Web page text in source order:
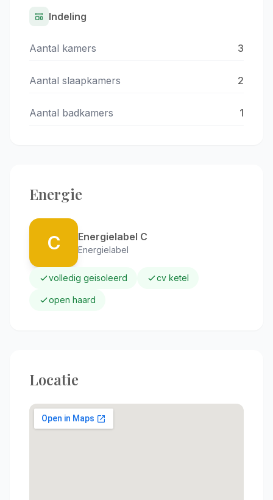
Indeling
Aantal kamers 3
Aantal slaapkamers 2
Aantal badkamers 1
Energie
C Energielabel C
Energielabel
volledig geisoleerd cv ketel
open haard
Locatie